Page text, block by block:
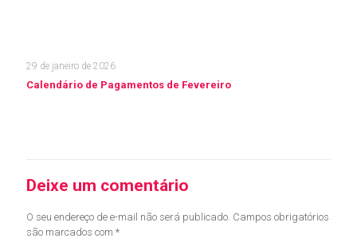
29 de janeiro de 2026
Calendário de Pagamentos de Fevereiro
Deixe um comentário
O seu endereço de e-mail não será publicado. Campos obrigatórios
são marcados com *